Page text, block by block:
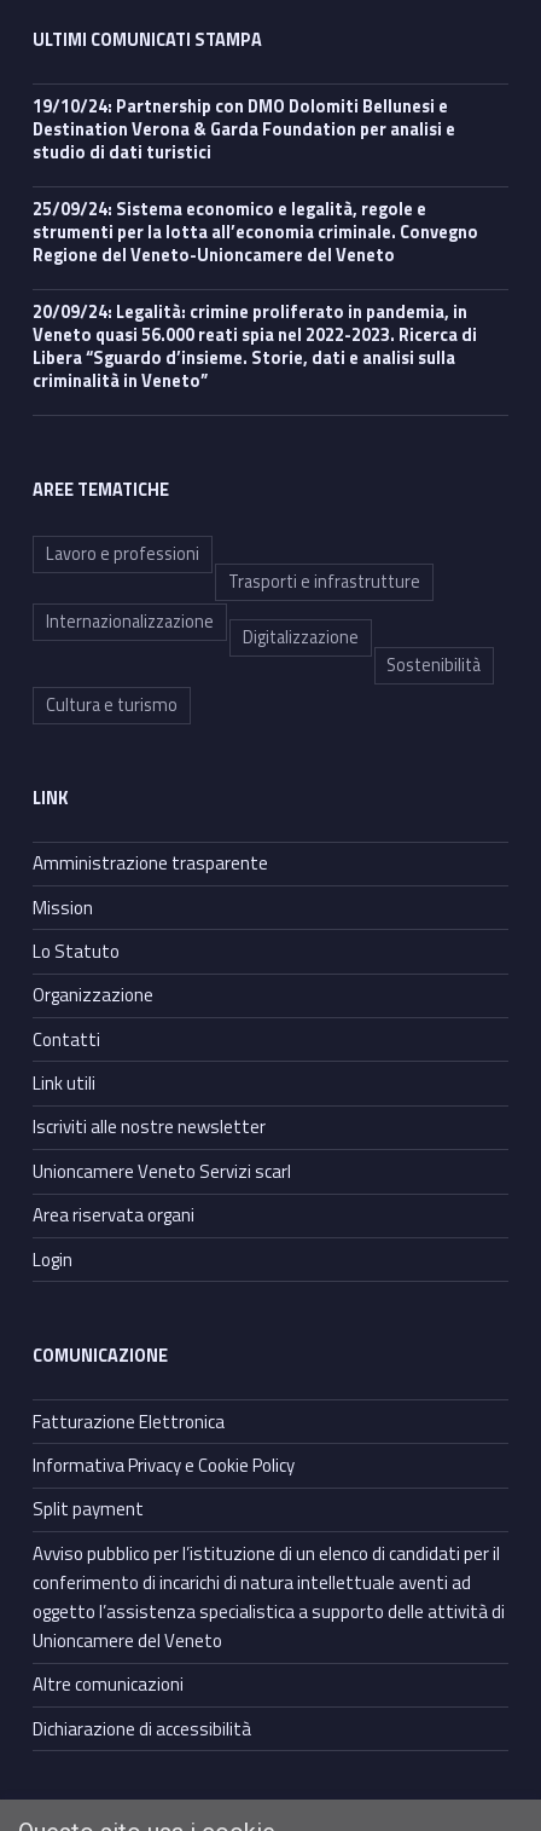
ULTIMI COMUNICATI STAMPA
19/10/24: Partnership con DMO Dolomiti Bellunesi e
Destination Verona & Garda Foundation per analisi e
studio di dati turistici
25/09/24: Sistema economico e legalità, regole e
strumenti per la lotta all’economia criminale. Convegno
Regione del Veneto-Unioncamere del Veneto
20/09/24: Legalità: crimine proliferato in pandemia, in
Veneto quasi 56.000 reati spia nel 2022-2023. Ricerca di
Libera “Sguardo d’insieme. Storie, dati e analisi sulla
criminalità in Veneto”
AREE TEMATICHE
Lavoro e professioni
Trasporti e infrastrutture
Internazionalizzazione
Digitalizzazione
Sostenibilità
Cultura e turismo
LINK
Amministrazione trasparente
Mission
Lo Statuto
Organizzazione
Contatti
Link utili
Iscriviti alle nostre newsletter
Unioncamere Veneto Servizi scarl
Area riservata organi
Login
COMUNICAZIONE
Fatturazione Elettronica
Informativa Privacy e Cookie Policy
Split payment
Avviso pubblico per l’istituzione di un elenco di candidati per il
conferimento di incarichi di natura intellettuale aventi ad
oggetto l’assistenza specialistica a supporto delle attività di
Unioncamere del Veneto
Altre comunicazioni
Dichiarazione di accessibilità